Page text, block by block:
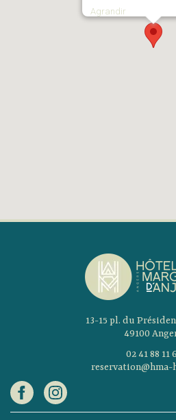
Agrandir
13-15 pl. du
49100
02 41 88 11
reservation@hma-